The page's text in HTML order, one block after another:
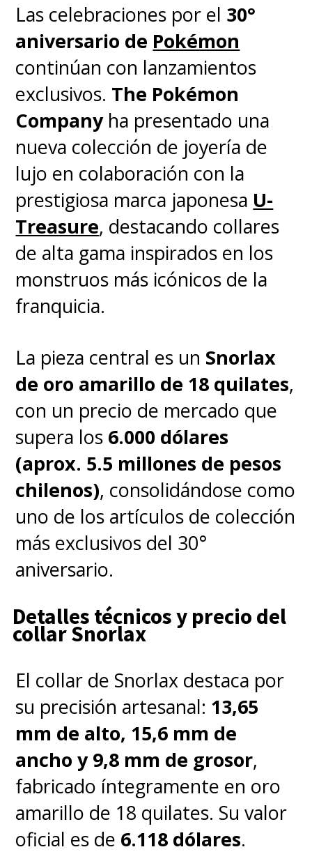
Las celebraciones por el 30°
aniversario de Pokémon
continúan con lanzamientos
exclusivos. The Pokémon
Companyha presentado una
nueva colección de joyería de
lujo en colaboración con la
prestigiosa marca japonesa U-
Treasure, destacando collares
de alta gama inspirados en los
monstruos más icónicos de la
franquicia.
La pieza central es un Snorlax
de oro amarillo de 18 quilates,
con un precio de mercado que
supera los 6.000 dólares
(aprox. 5.5 millones de pesos
chilenos), consolidándose como
uno de los artículos de colección
más exclusivos del 30°
aniversario.
Detalles técnicos y precio del
collar Snorlax
El collar de Snorlax destaca por
su precisión artesanal: 13,65
mm de alto, 15,6 mm de
ancho y 9,8 mm de grosor,
fabricado íntegramente en oro
amarillo de 18 quilates. Su valor
oficial es de 6.118 dólares.